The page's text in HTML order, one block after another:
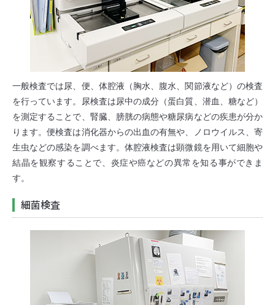
一般検査では尿、便、体腔液（胸水、腹水、関節液など）の検査
を行っています。尿検査は尿中の成分（蛋白質、潜血、糖など）
を測定することで、腎臓、膀胱の病態や糖尿病などの疾患が分か
ります。便検査は消化器からの出血の有無や、ノロウイルス、寄
生虫などの感染を調べます。体腔液検査は顕微鏡を用いて細胞や
結晶を観察することで、炎症や癌などの異常を知る事ができま
す。
細菌検査